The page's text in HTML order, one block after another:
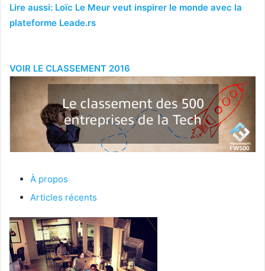
Lire aussi: Loïc Le Meur veut inspirer le monde avec la
plateforme Leade.rs
VOIR LE CLASSEMENT 2016
À propos
Articles récents